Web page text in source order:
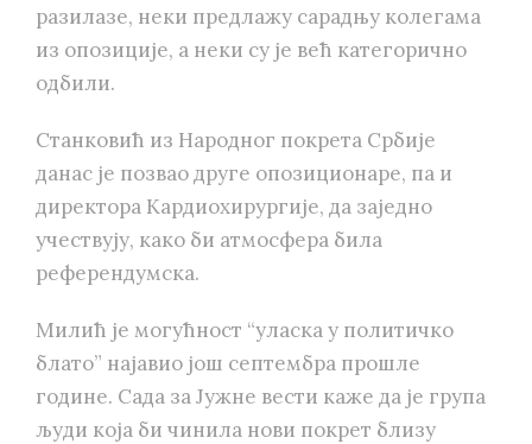
разилазе, неки предлажу сарадњу колегама
из опозиције, а неки су је већ категорично
одбили.
Станковић из Народног покрета Србије
данас је позвао друге опозиционаре, па и
директора Kардиохирургије, да заједно
учествују, како би атмосфера била
референдумска.
Милић је могућност “уласка у политичко
блато” најавио још септембра прошле
године. Сада за Јужне вести каже да је група
људи која би чинила нови покрет близу